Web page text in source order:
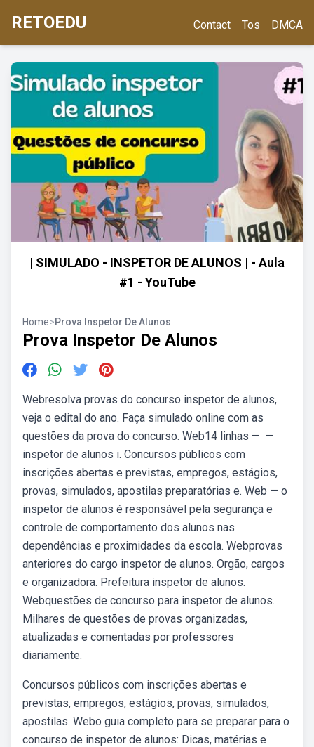
RETOEDU Contact Tos DMCA
| SIMULADO - INSPETOR DE ALUNOS | - Aula
#1 - YouTube
Home>Prova Inspetor De Alunos
Prova Inspetor De Alunos
Webresolva provas do concurso inspetor de alunos,
veja o edital do ano. Faça simulado online com as
questões da prova do concurso. Web14 linhas — —
inspetor de alunos i. Concursos públicos com
inscrições abertas e previstas, empregos, estágios,
provas, simulados, apostilas preparatórias e. Web — o
inspetor de alunos é responsável pela segurança e
controle de comportamento dos alunos nas
dependências e proximidades da escola. Webprovas
anteriores do cargo inspetor de alunos. Orgão, cargos
e organizadora. Prefeitura inspetor de alunos.
Webquestões de concurso para inspetor de alunos.
Milhares de questões de provas organizadas,
atualizadas e comentadas por professores
diariamente.
Concursos públicos com inscrições abertas e
previstas, empregos, estágios, provas, simulados,
apostilas. Webo guia completo para se preparar para o
concurso de inspetor de alunos: Dicas, matérias e